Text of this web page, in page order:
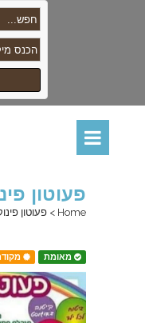
פעוטון
Home
> פעוטון
מאומת